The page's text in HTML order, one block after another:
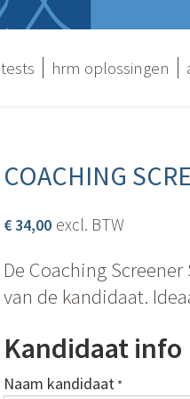
tests hrm oplossingen
COACHING
€34,00 excl. BTW
De Coaching
van de kandidaat.
Kandidaat info
Naam kandidaat *